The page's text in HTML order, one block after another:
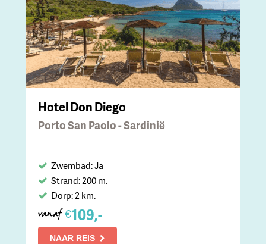
Hotel Don Diego
Porto San Paolo - Sardinië
Zwembad: Ja
Strand: 200 m.
Dorp: 2 km.
vanaf €109,-
NAAR REIS